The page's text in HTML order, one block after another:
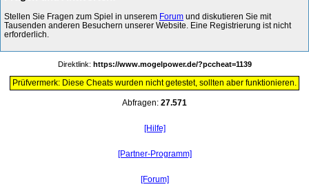
Stellen Sie Fragen zum Spiel in unserem Forum und diskutieren Sie mit
Tausenden anderen Besuchern unserer Website. Eine Registrierung ist nicht
erforderlich.
Direktlink: https://www.mogelpower.de/?pccheat=1139
Prüfvermerk: Diese Cheats wurden nicht getestet, sollten aber funktionieren.
Abfragen: 27.571
[Hilfe]
[Partner-Programm]
[Forum]